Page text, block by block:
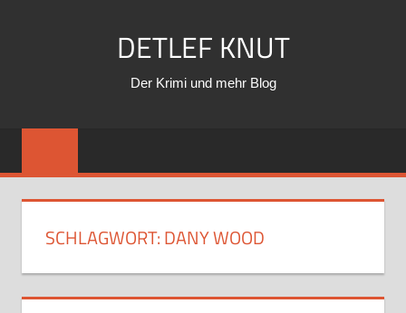
DETLEF KNUT
Der Krimi und mehr Blog
SCHLAGWORT:DANY WOOD